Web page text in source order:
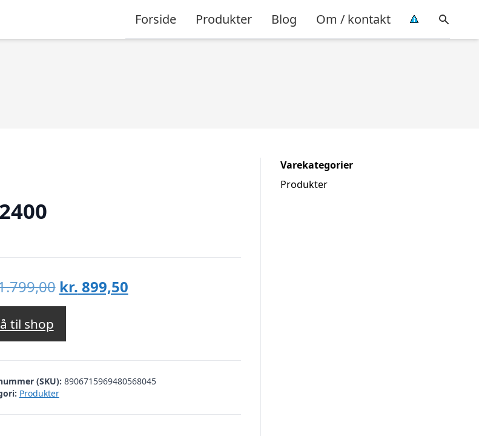
Forside Produkter Blog Om / kontakt
Den
oprindelige
var:
kr. 1.799,00.
kr. 899,50Den
kr. 899,50.
til shop
(SKU): 8906715969480568045
Produkter
Varekategorier
Produkter